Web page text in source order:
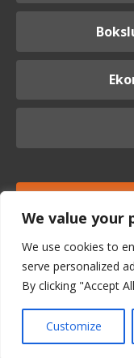
We value your
We use cookies to
serve personalized
By clicking "Accept
Customize
Vi är